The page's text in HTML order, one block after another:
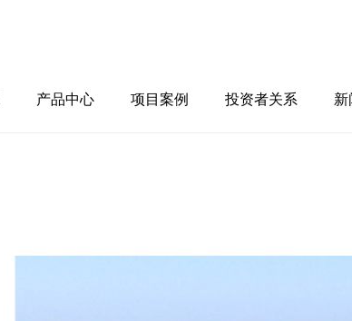
产品中心 项目案例 投资者关系
公司简介 发展历程 摩恩新能源